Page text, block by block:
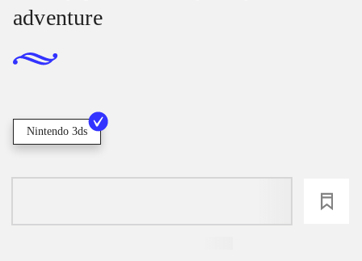
adventure
Nintendo 3ds